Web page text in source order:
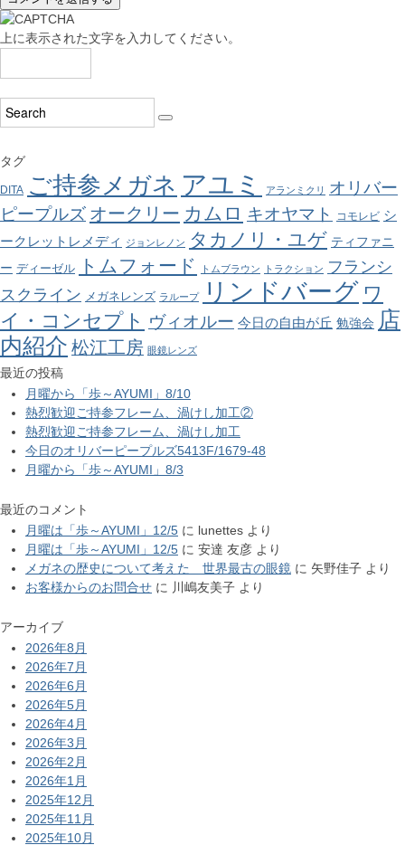
上に表示された文字を入力してください。
タグ
DITA ご持参メガネ アユミ アランミクリ
オリバー
ピープルズ オークリー カムロ キオヤマト コモレビ シ
ークレットレメディ
ジョンレノン タカノリ・ユゲ ティファニ
ー ディーゼル トムフォード トムブラウン トラクション フランシ
スクライン メガネレンズ ラループ リンドバーグ ワ
イ・コンセプト ヴィオルー 今日の自由が丘 勉強会 店
内紹介 松江工房 眼鏡レンズ
最近の投稿
月曜から「歩～AYUMI」8/10
熱烈歓迎ご持参フレーム、渦けし加工②
熱烈歓迎ご持参フレーム、渦けし加工
今日のオリバーピープルズ5413F/1679-48
月曜から「歩～AYUMI」8/3
最近のコメント
月曜は「歩～AYUMI」12/5 に lunettes より
月曜は「歩～AYUMI」12/5 に 安達 友彦 より
メガネの歴史について考えた 世界最古の眼鏡 に 矢野佳子 より
お客様からのお問合せ に 川嶋友美子 より
アーカイブ
2026年8月
2026年7月
2026年6月
2026年5月
2026年4月
2026年3月
2026年2月
2026年1月
2025年12月
2025年11月
2025年10月